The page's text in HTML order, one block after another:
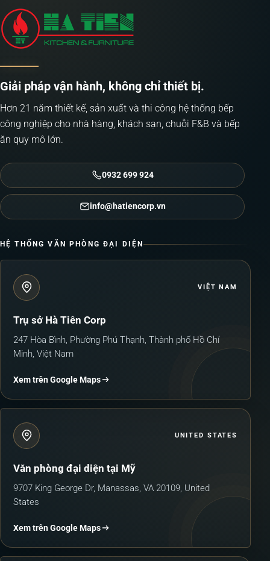
nhiều
biến
thể.
tùy
chọn
được
chọn
trên
sản
Giải pháp vận hành, không chỉ thiết bị.
Hơn 21 năm thiết kế, sản xuất và thi công hệ thống bếp
công nghiệp cho nhà hàng, khách sạn, chuỗi F&B và bếp
ăn quy mô lớn.
0932 699 924
info@hatiencorp.vn
HỆ THỐNG VĂN PHÒNG ĐẠI DIỆN
VIỆT NAM
Trụ sở Hà Tiên Corp
247 Hòa Bình, Phường Phú Thạnh, Thành phố Hồ Chí
Minh, Việt Nam
Xem trên Google Maps
UNITED STATES
Văn phòng đại diện tại Mỹ
9707 King George Dr, Manassas, VA 20109, United
States
Xem trên Google Maps